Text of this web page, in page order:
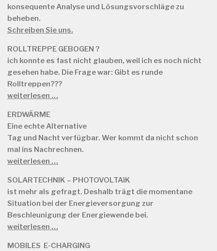
konsequente Analyse und Lösungsvorschläge zu
beheben.
Schreiben Sie uns.
ROLLTREPPE GEBOGEN ?
ich konnte es fast nicht glauben, weil ich es noch nicht
gesehen habe. Die Frage war: Gibt es runde
Rolltreppen???
weiterlesen …
ERDWÄRME
Eine echte Alternative
Tag und Nacht verfügbar. Wer kommt da nicht schon
mal ins Nachrechnen.
weiterlesen …
SOLARTECHNIK – PHOTOVOLTAIK
ist mehr als gefragt. Deshalb trägt die momentane
Situation bei der Energieversorgung zur
Beschleunigung der Energiewende bei.
weiterlesen …
MOBILES E-CHARGING